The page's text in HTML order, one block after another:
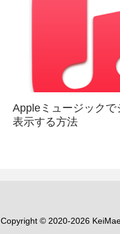
Appleミュージックで
表示する方法
Copyright © 2020-2026